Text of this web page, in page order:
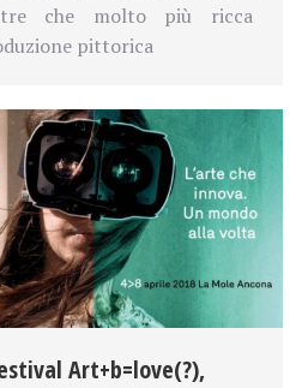
che molto più ricca
pittorica
Art+b=love(?),